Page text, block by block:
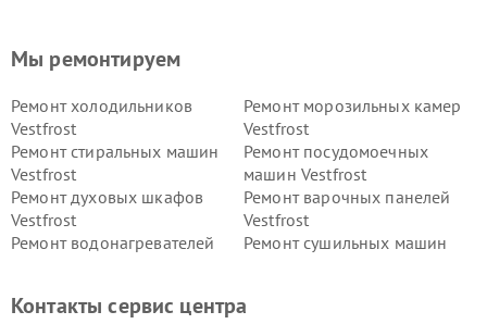
Мы ремонтируем
Ремонт холодильников
Vestfrost
Ремонт морозильных камер
Vestfrost
Ремонт стиральных машин
Vestfrost
Ремонт посудомоечных
машин Vestfrost
Ремонт духовых шкафов
Vestfrost
Ремонт варочных панелей
Vestfrost
Ремонт водонагревателей
Ремонт сушильных машин
Vestfrost
Контакты сервис центра